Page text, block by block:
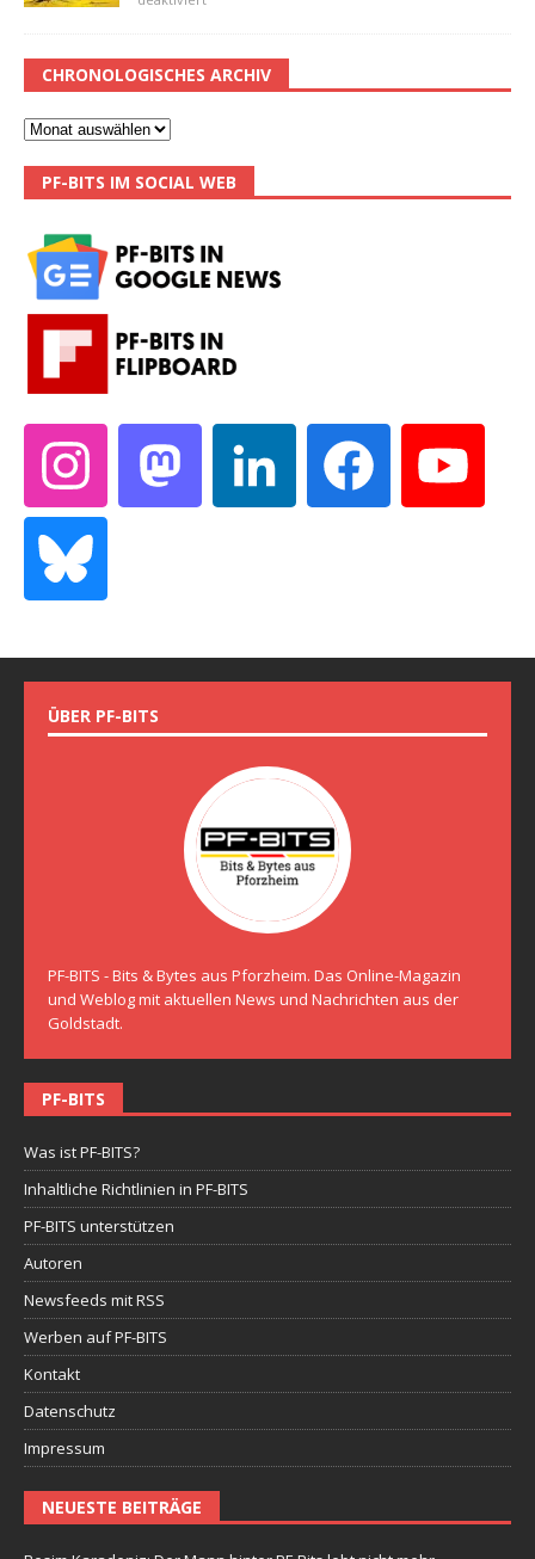
CHRONOLOGISCHES ARCHIV
PF-BITS IM SOCIAL WEB
ÜBER PF-BITS
PF-BITS - Bits & Bytes aus Pforzheim. Das Online-Magazin
und Weblog mit aktuellen News und Nachrichten aus der
Goldstadt.
PF-BITS
Was ist PF-BITS?
Inhaltliche Richtlinien in PF-BITS
PF-BITS unterstützen
Autoren
Newsfeeds mit RSS
Werben auf PF-BITS
Kontakt
Datenschutz
Impressum
NEUESTE BEITRÄGE